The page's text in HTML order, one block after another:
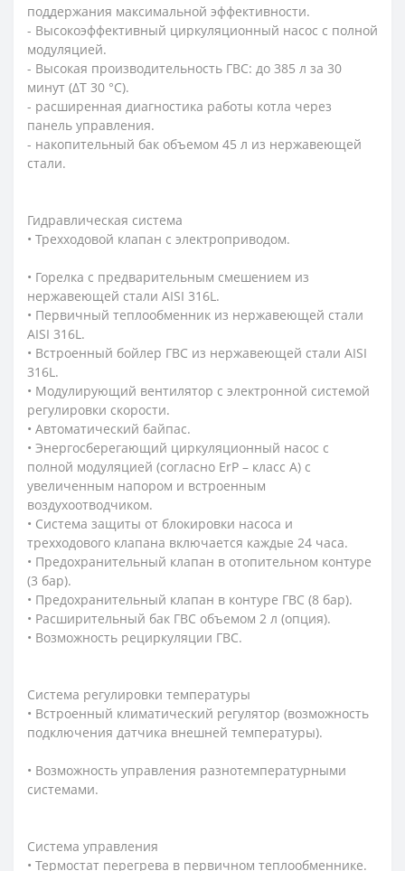
поддержания максимальной эффективности.
- Высокоэффективный циркуляционный насос с полной
модуляцией.
- Высокая производительность ГВС: до 385 л за 30
минут (ΔT 30 °C).
- расширенная диагностика работы котла через
панель управления.
- накопительный бак объемом 45 л из нержавеющей
стали.
Гидравлическая система
• Трехходовой клапан с электроприводом.
• Горелка с предварительным смешением из
нержавеющей стали AISI 316L.
• Первичный теплообменник из нержавеющей стали
AISI 316L.
• Встроенный бойлер ГВС из нержавеющей стали AISI
316L.
• Модулирующий вентилятор с электронной системой
регулировки скорости.
• Автоматический байпас.
• Энергосберегающий циркуляционный насос с
полной модуляцией (согласно ErP – класс A) с
увеличенным напором и встроенным
воздухоотводчиком.
• Система защиты от блокировки насоса и
трехходового клапана включается каждые 24 часа.
• Предохранительный клапан в отопительном контуре
(3 бар).
• Предохранительный клапан в контуре ГВС (8 бар).
• Расширительный бак ГВС объемом 2 л (опция).
• Возможность рециркуляции ГВС.
Система регулировки температуры
• Встроенный климатический регулятор (возможность
подключения датчика внешней температуры).
• Возможность управления разнотемпературными
системами.
Система управления
• Термостат перегрева в первичном теплообменнике.